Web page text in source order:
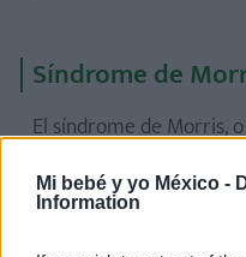
Mi bebé y yo México -
Information
Síndrome de
El síndrome de Morris,
los andrógenos y
una alteración